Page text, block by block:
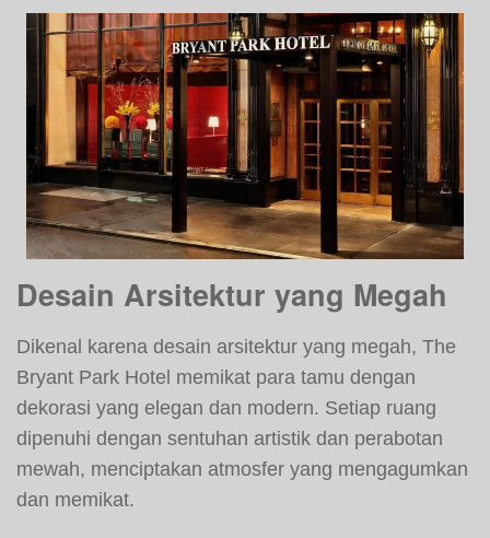
Desain Arsitektur yang Megah
Dikenal karena desain arsitektur yang megah, The
Bryant Park Hotel memikat para tamu dengan
dekorasi yang elegan dan modern. Setiap ruang
dipenuhi dengan sentuhan artistik dan perabotan
mewah, menciptakan atmosfer yang mengagumkan
dan memikat.